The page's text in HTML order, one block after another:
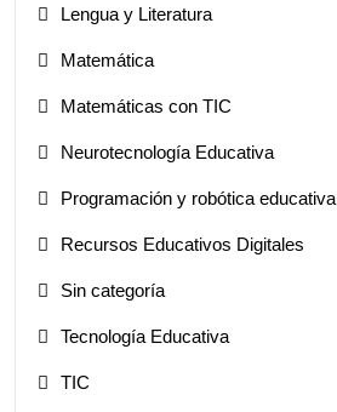
Lengua y Literatura
Matemática
Matemáticas con TIC
Neurotecnología Educativa
Programación y robótica educativa
Recursos Educativos Digitales
Sin categoría
Tecnología Educativa
TIC